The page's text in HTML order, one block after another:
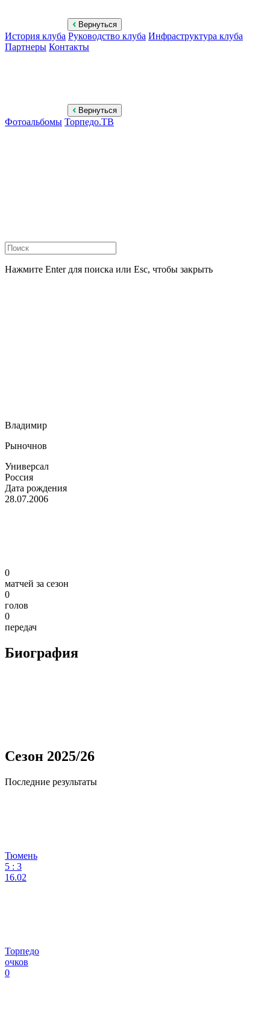
Вернуться
История клуба Руководство клуба Инфраструктура клуба
Партнеры Контакты
Вернуться
Фотоальбомы Торпедо.ТВ
Нажмите Enter для поиска или Esc, чтобы закрыть
Владимир
Рыночнов
Универсал
Россия
Дата рождения
28.07.2006
0
матчей за сезон
0
голов
0
передач
Биография
Сезон 2025/26
Последние результаты
Тюмень
5 : 3
16.02
Торпедо
очков
0